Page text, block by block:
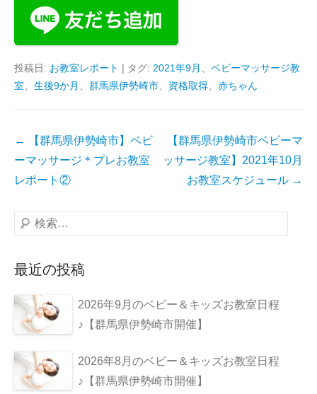
投稿日: お教室レポート | タグ: 2021年9月 、 ベビーマッサージ教
室、 生後9か月 、 群馬県伊勢崎市、 資格取得、 赤ちゃん
投
稿
ナ
ゲ
ー
ョ
ン
←
【群馬県伊勢崎市】ベビ
ーマッサージ＊プレお教室
レポート②
【群馬県伊勢崎市ベビーマ
ッサージ教室】2021年10月
お教室スケジュール →
検
最近の投稿
2026年9月のベビー＆キッズお教室日程
♪【群馬県伊勢崎市開催】
2026年8月のベビー＆キッズお教室日程
♪【群馬県伊勢崎市開催】